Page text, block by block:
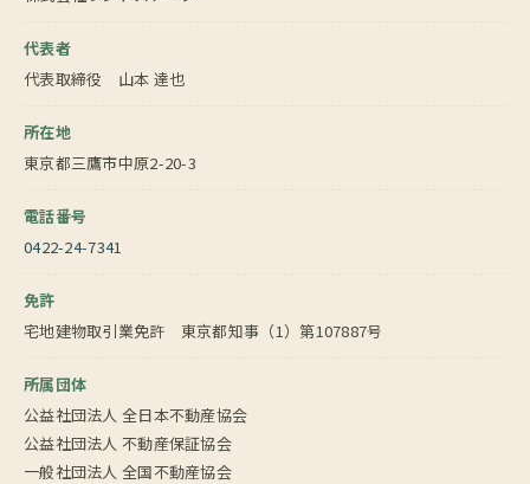
代表者
代表取締役 山本 達也
所在地
東京都三鷹市中原2-20-3
電話番号
0422-24-7341
免許
宅地建物取引業免許 東京都知事（1）第107887号
所属団体
公益社団法人 全日本不動産協会
公益社団法人 不動産保証協会
一般社団法人 全国不動産協会